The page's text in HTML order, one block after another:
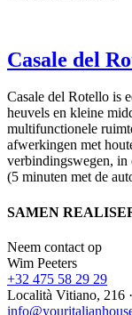
Casale del
Casale del Rotello is
heuvels en kleine
multifunctionele
afwerkingen met
verbindingswegen, in
(5 minuten met de
SAMEN
Neem contact op
Wim Peeters
+32 475 58 29 29
Località Vitiano, 216